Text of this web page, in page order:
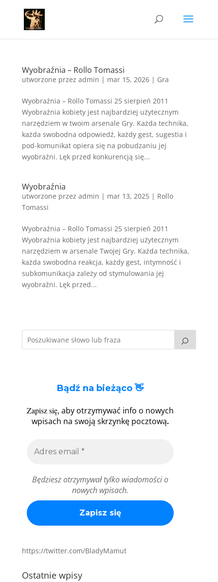
Wyobraźnia – Rollo Tomassi
utworzone przez admin | mar 15, 2026| Gra
Wyobraźnia – Rollo Tomassi 25 sierpień 2011
Wyobraźnia kobiety jest najbardziej użytecznym
narzędziem w twoim arsenale Gry. Każda technika,
każda swobodna odpowiedź, każdy gest, sugestia i
pod-komunikat opiera się na pobudzaniu jej
wyobraźni. Lęk przed konkurencją się...
Wyobraźnia
utworzone przez admin | mar 13, 2025| Rollo
Tomassi
Wyobraźnia – Rollo Tomassi 25 sierpień 2011
Wyobraźnia kobiety jest najbardziej użytecznym
narzędziem w arsenale Twojej Gry. Każda technika,
każda swobodna reakcja, każdy gest, intymność i
subkomunikacja zależy od stymulowania jej
wyobraźni. Lęk przed...
Bądź na bieżąco 👋
Zapisz się, aby otrzymywać info o nowych
wpisach na swoją skrzynkę pocztową.
Będziesz otrzymywał tylko wiadomości o
nowych wpisach.
https://twitter.com/BladyMamut
Ostatnie wpisy